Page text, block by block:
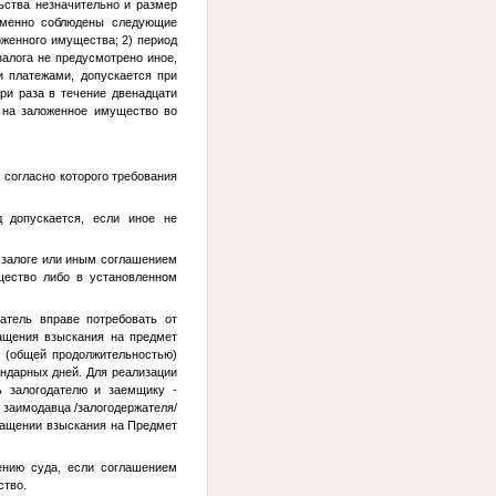
незначительно и размер
соблюдены следующие
имущества; 2) период
не предусмотрено иное,
платежами, допускается при
раза в течение двенадцати
заложенное имущество во
которого требования
допускается, если иное не
или иным соглашением
либо в установленном
вправе потребовать от
взыскания на предмет
продолжительностью)
дней. Для реализации
залогодателю и заемщику -
/залогодержателя/
взыскания на Предмет
суда, если соглашением